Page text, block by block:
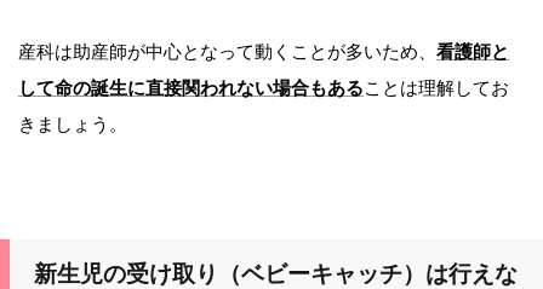
産科は助産師が中心となって動くことが多いため、 看護師と
して命の誕生に直接関われない場合もあることは理解してお
きましょう。
新生児の受け取り（ベビーキャッチ）は行えな